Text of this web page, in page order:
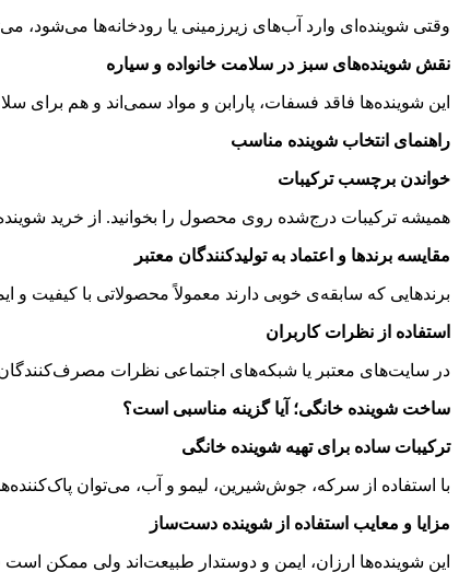
وقتی شوینده‌ای وارد آب‌های زیرزمینی یا رودخانه‌ها می‌شود،
نقش شوینده‌های سبز در سلامت خانواده و سیاره
این شوینده‌ها فاقد فسفات، پارابن و مواد سمی‌اند و هم برای
راهنمای انتخاب شوینده مناسب
خواندن برچسب ترکیبات
همیشه ترکیبات درج‌شده روی محصول را بخوانید. از خرید
مقایسه برندها و اعتماد به تولیدکنندگان معتبر
برندهایی که سابقه‌ی خوبی دارند معمولاً محصولاتی با کیفیت و
استفاده از نظرات کاربران
در سایت‌های معتبر یا شبکه‌های اجتماعی نظرات مصرف‌کنندگان
ساخت شوینده خانگی؛ آیا گزینه مناسبی است؟
ترکیبات ساده برای تهیه شوینده خانگی
با استفاده از سرکه، جوش‌شیرین، لیمو و آب، می‌توان
مزایا و معایب استفاده از شوینده دست‌ساز
این شوینده‌ها ارزان، ایمن و دوستدار طبیعت‌اند ولی ممکن